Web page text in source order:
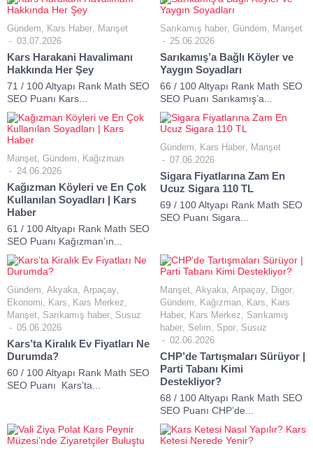
Gündem, Kars Haber, Manşet
03.07.2026
Kars Harakani Havalimanı
Hakkında Her Şey
71 / 100 Altyapı Rank Math SEO
SEO Puanı Kars...
Sarıkamış haber, Gündem, Manşet
25.06.2026
Sarıkamış’a Bağlı Köyler ve
Yaygın Soyadları
66 / 100 Altyapı Rank Math SEO
SEO Puanı Sarıkamış’a...
Manşet, Gündem, Kağızman
24.06.2026
Kağızman Köyleri ve En Çok
Kullanılan Soyadları | Kars
Haber
61 / 100 Altyapı Rank Math SEO
SEO Puanı Kağızman’ın...
Gündem, Kars Haber, Manşet
07.06.2026
Sigara Fiyatlarına Zam En
Ucuz Sigara 110 TL
69 / 100 Altyapı Rank Math SEO
SEO Puanı Sigara...
Gündem, Akyaka, Arpaçay,
Ekonomi, Kars, Kars Merkez,
Manşet, Sarıkamış haber, Susuz
05.06.2026
Kars’ta Kiralık Ev Fiyatları Ne
Durumda?
60 / 100 Altyapı Rank Math SEO
SEO Puanı Kars’ta...
Manşet, Akyaka, Arpaçay, Digor,
Gündem, Kağızman, Kars, Kars
Haber, Kars Merkez, Sarıkamış
haber, Selim, Spor, Susuz
02.06.2026
CHP’de Tartışmaları Sürüyor |
Parti Tabanı Kimi
Destekliyor?
68 / 100 Altyapı Rank Math SEO
SEO Puanı CHP’de...